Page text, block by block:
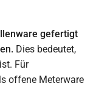
gefertigt
Dies bedeutet,
Für
offene Meterware